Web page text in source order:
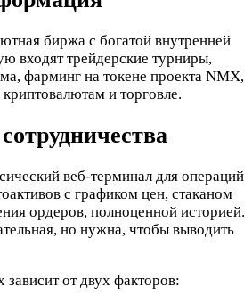
биржа с богатой внутренней
входят трейдерские турниры,
фарминг на токене проекта NMX,
и торговле.
веб-терминал для операций
с графиком цен, стаканом
ордеров, полноценной историей.
но нужна, чтобы выводить
от двух факторов: